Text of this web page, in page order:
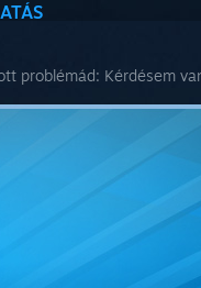
problémád: Kérdésem